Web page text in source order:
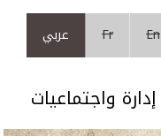
En
Fr عربي
إدارة واجتماعيات